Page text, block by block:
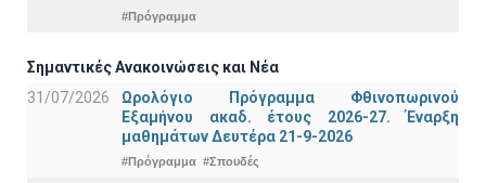
#Πρόγραμμα
Σημαντικές Ανακοινώσεις και Νέα
31/07/2026
Ωρολόγιο Πρόγραμμα Φθινοπωρινού
Εξαμήνου ακαδ. έτους 2026-27. Έναρξη
μαθημάτων Δευτέρα 21-9-2026
#Πρόγραμμα #Σπουδές